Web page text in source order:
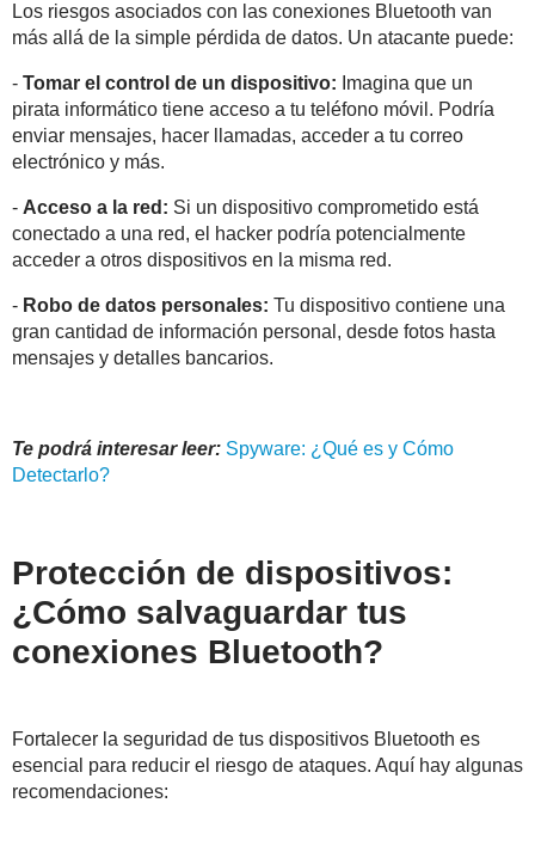
Los riesgos asociados con las conexiones Bluetooth van
más allá de la simple pérdida de datos. Un atacante puede:
- Tomar el control de un dispositivo: Imagina que un
pirata informático tiene acceso a tu teléfono móvil. Podría
enviar mensajes, hacer llamadas, acceder a tu correo
electrónico y más.
- Acceso a la red: Si un dispositivo comprometido está
conectado a una red, el hacker podría potencialmente
acceder a otros dispositivos en la misma red.
- Robo de datos personales: Tu dispositivo contiene una
gran cantidad de información personal, desde fotos hasta
mensajes y detalles bancarios.
Te podrá interesar leer: Spyware: ¿Qué es y Cómo
Detectarlo?
Protección de dispositivos:
¿Cómo salvaguardar tus
conexiones Bluetooth?
Fortalecer la seguridad de tus dispositivos Bluetooth es
esencial para reducir el riesgo de ataques. Aquí hay algunas
recomendaciones: